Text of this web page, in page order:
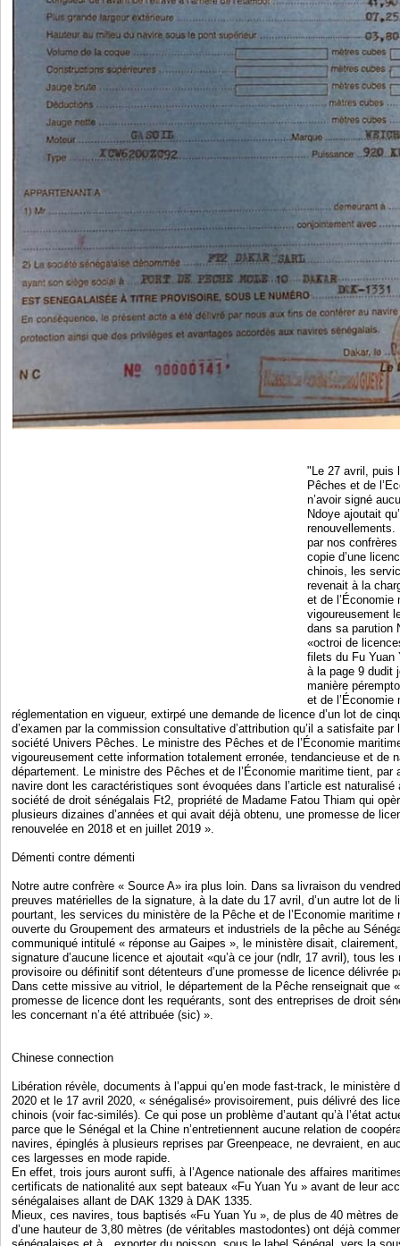
"Le 27 avril, puis
Pêches et de
n’avoir signé
Ndoye ajoutait
par nos
copie d’une
chinois, les
revenait à la
et de
vigoureusement
dans sa parution
«octroi de
filets du Fu Yuan
à la page 9 dudit
manière
et de
réglementation en vigueur, extirpé une demande de licence d’un lot de
d’examen par la commission consultative d’attribution qu’il a satisfaite par
société Univers Pêches. Le ministre des Pêches et de l’Économie
vigoureusement cette information totalement erronée, tendancieuse et de
département. Le ministre des Pêches et de l’Économie maritime tient, par
navire dont les caractéristiques sont évoquées dans l’article est
société de droit sénégalais Ft2, propriété de Madame Fatou Thiam qui
plusieurs dizaines d’années et qui avait déjà obtenu, une promesse de
renouvelée en 2018 et en juillet 2019 ».
Démenti contre démenti
Notre autre confrère « Source A» ira plus loin. Dans sa livraison du
preuves matérielles de la signature, à la date du 17 avril, d’un autre lot de
pourtant, les services du ministère de la Pêche et de l’Economie maritime
ouverte du Groupement des armateurs et industriels de la pêche au
communiqué intitulé « réponse au Gaipes », le ministère disait, clairement,
signature d’aucune licence et ajoutait «qu’à ce jour (ndlr, 17 avril), tous
provisoire ou définitif sont détenteurs d’une promesse de licence délivrée
Dans cette missive au vitriol, le département de la Pêche renseignait que
promesse de licence dont les requérants, sont des entreprises de droit
les concernant n’a été attribuée (sic) ».
Chinese connection
Libération révèle, documents à l’appui qu’en mode fast-track, le ministère
2020 et le 17 avril 2020, « sénégalisé» provisoirement, puis délivré des
chinois (voir fac-similés). Ce qui pose un problème d’autant qu’à l’état
parce que le Sénégal et la Chine n’entretiennent aucune relation de
navires, épinglés à plusieurs reprises par Greenpeace, ne devraient, en
ces largesses en mode rapide.
En effet, trois jours auront suffi, à l’Agence nationale des affaires
certificats de nationalité aux sept bateaux «Fu Yuan Yu » avant de leur
sénégalaises allant de DAK 1329 à DAK 1335.
Mieux, ces navires, tous baptisés «Fu Yuan Yu », de plus de 40 mètres
d’une hauteur de 3,80 mètres (de véritables mastodontes) ont déjà